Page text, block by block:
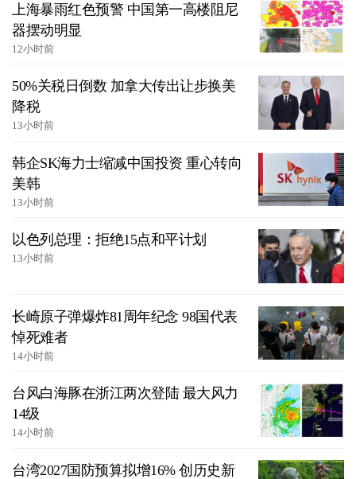
上海暴雨红色预警 中国第一高楼阻尼
器摆动明显
12小时前
50%关税日倒数 加拿大传出让步换美
降税
13小时前
韩企SK海力士缩减中国投资 重心转向
美韩
13小时前
以色列总理：拒绝15点和平计划
13小时前
长崎原子弹爆炸81周年纪念 98国代表
悼死难者
14小时前
台风白海豚在浙江两次登陆 最大风力
14级
14小时前
台湾2027国防预算拟增16% 创历史新